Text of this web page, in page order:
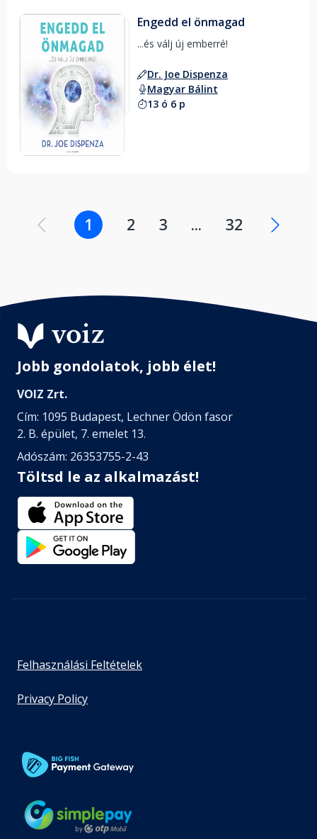
Engedd el önmagad
Dr. Joe Dispenza
Magyar Bálint
13 ó 6 p
1 2 3 ... 32
Jobb gondolatok, jobb élet!
VOIZ Zrt.
Cím: 1095 Budapest, Lechner Ödön fasor
2. B. épület, 7. emelet 13.
Adószám: 26353755-2-43
Töltsd le az alkalmazást!
Felhasználási Feltételek
Privacy Policy